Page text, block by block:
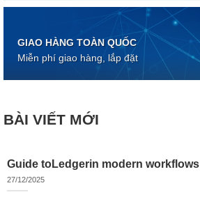
GIAO HÀNG TOÀN QUỐC
Miễn phí giao hàng, lắp đặt
BÀI VIẾT MỚI
Guide toLedgerin modern workflows
27/12/2025